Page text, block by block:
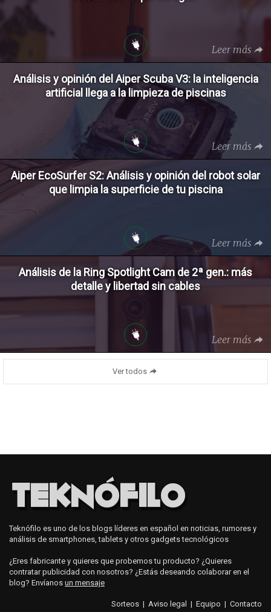
Leer más
Análisis y opinión del Aiper Scuba V3: la inteligencia
artificial llega a la limpieza de piscinas
Leer más
Aiper EcoSurfer S2: Análisis y opinión del robot solar
que limpia la superficie de tu piscina
Leer más
Análisis de la Ring Spotlight Cam de 2ª gen.: más
detalle y libertad sin cables
Leer más
Ver todos
Teknófilo es uno de los blogs líderes en español en noticias, rumores y
análisis de smartphones, tablets y otros gadgets tecnológicos
¿Eres fabricante y quieres que probemos tu producto? ¿Quieres
contratar publicidad con nosotros? ¿Estás deseando colaborar en el
blog? Envíanos un mensaje
Sorteos | Aviso legal | Equipo | Contacto